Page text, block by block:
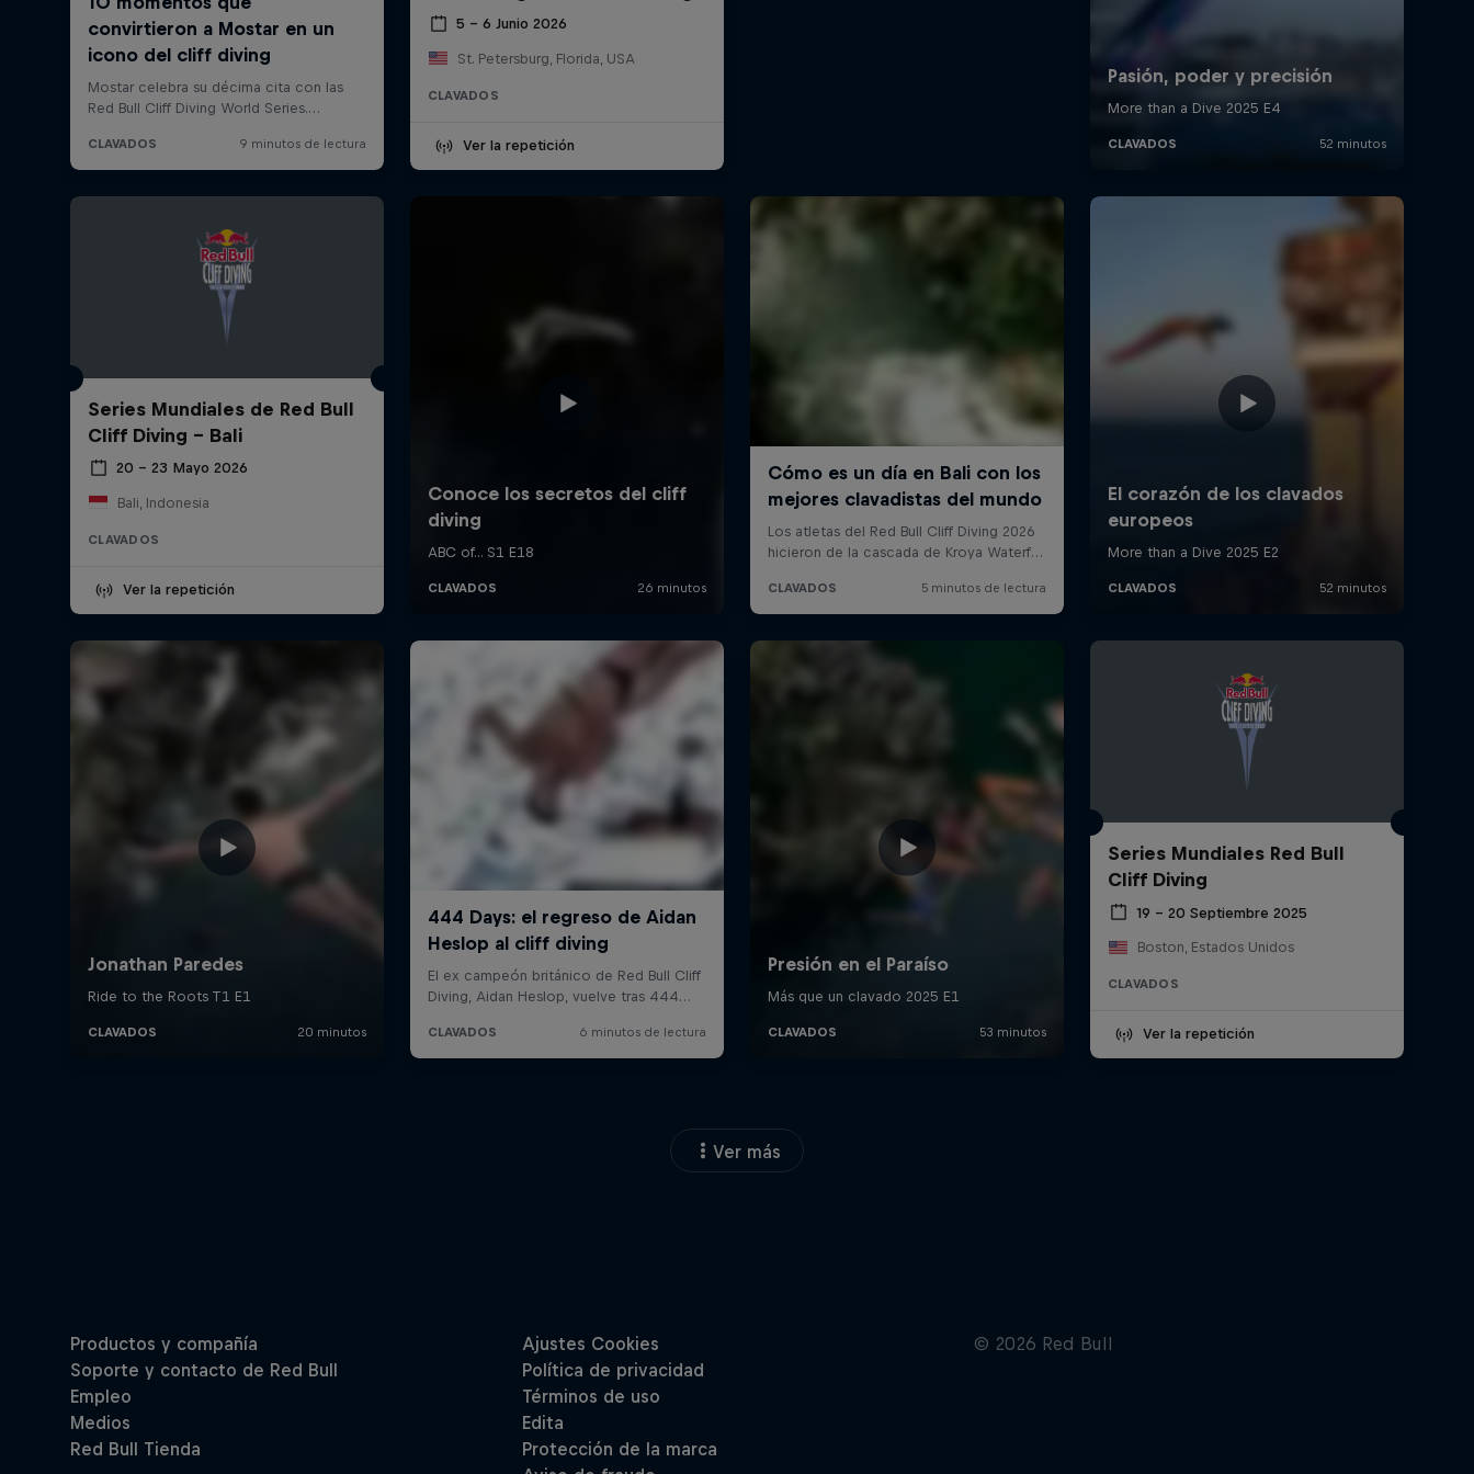
5 – 6 Junio 2026
St. Petersburg, Florida, USA
CLAVADOS
Ver la repetición
Series Mundiales de Red Bull
Cliff Diving - Bali
20 – 23 Mayo 2026
Bali, Indonesia
CLAVADOS
Ver la repetición
Series Mundiales Red Bull
Cliff Diving
19 – 20 Septiembre 2025
Boston, Estados Unidos
CLAVADOS
Ver la repetición
Ver más